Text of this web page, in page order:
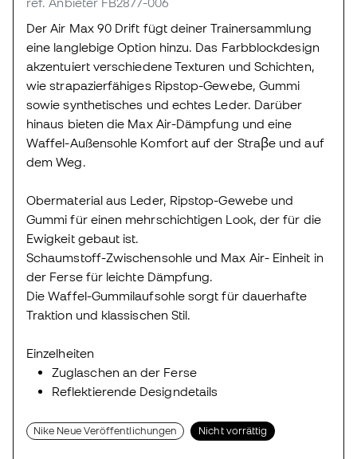
Der Air Max 90 Drift fügt deiner Trainersammlung
eine langlebige Option hinzu. Das Farbblockdesign
akzentuiert verschiedene Texturen und Schichten,
wie strapazierfähiges Ripstop-Gewebe, Gummi
sowie synthetisches und echtes Leder. Darüber
hinaus bieten die Max Air-Dämpfung und eine
Waffel-Außensohle Komfort auf der Straβe und auf
dem Weg.
Obermaterial aus Leder, Ripstop-Gewebe und
Gummi für einen mehrschichtigen Look, der für die
Ewigkeit gebaut ist.
Schaumstoff-Zwischensohle und Max Air- Einheit in
der Ferse für leichte Dämpfung.
Die Waffel-Gummilaufsohle sorgt für dauerhafte
Traktion und klassischen Stil.
Einzelheiten
Zuglaschen an der Ferse
Reflektierende Designdetails
Nike Neue Veröffentlichungen Nicht vorrättig